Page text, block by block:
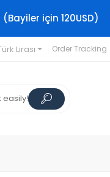
için 120USD)
Lirası Order Tracking